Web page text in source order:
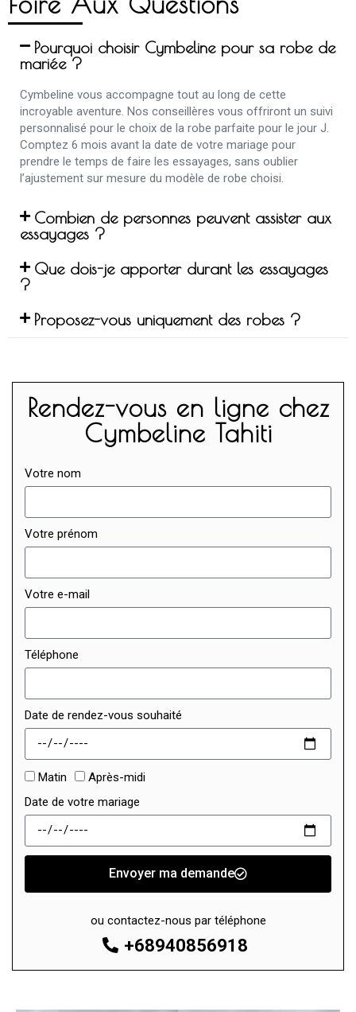
Pourquoi choisir Cymbeline pour sa robe de
mariée ?
Cymbeline vous accompagne tout au long de cette
incroyable aventure. Nos conseillères vous offriront un suivi
personnalisé pour le choix de la robe parfaite pour le jour J.
Comptez 6 mois avant la date de votre mariage pour
prendre le temps de faire les essayages, sans oublier
l’ajustement sur mesure du modèle de robe choisi.
Combien de personnes peuvent assister aux
Que dois-je apporter durant les essayages
Proposez-vous uniquement des robes ?
Cymbeline Tahiti
Matin
Date de votre mariage
ou contactez-nous par téléphone